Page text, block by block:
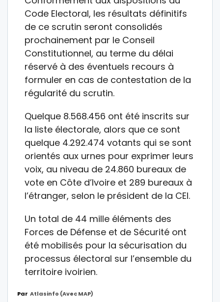
Code Electoral, les résultats définitifs
de ce scrutin seront consolidés
prochainement par le Conseil
Constitutionnel, au terme du délai
réservé à des éventuels recours à
formuler en cas de contestation de la
régularité du scrutin.
Quelque 8.568.456 ont été inscrits sur
la liste électorale, alors que ce sont
quelque 4.292.474 votants qui se sont
orientés aux urnes pour exprimer leurs
voix, au niveau de 24.860 bureaux de
vote en Côte d’Ivoire et 289 bureaux à
l’étranger, selon le président de la CEI.
Un total de 44 mille éléments des
Forces de Défense et de Sécurité ont
été mobilisés pour la sécurisation du
processus électoral sur l’ensemble du
territoire ivoirien.
Par Atlasinfo (avec MAP)